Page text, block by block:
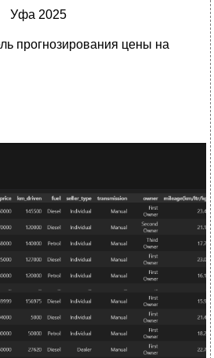
Уфа 2025
прогнозирования цены на